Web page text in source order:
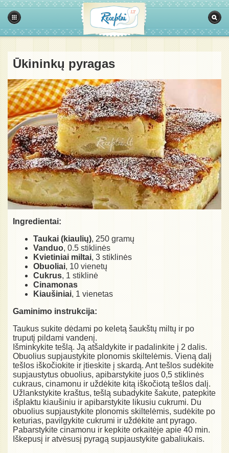
Ūkininkų pyragas
Ingredientai:
Taukai (kiaulių), 250 gramų
Vanduo, 0.5 stiklinės
Kvietiniai miltai, 3 stiklinės
Obuoliai, 10 vienetų
Cukrus, 1 stiklinė
Cinamonas
Kiaušiniai, 1 vienetas
Gaminimo instrukcija:
Taukus sukite dėdami po keletą šaukštų miltų ir po
truputį pildami vandenį.
Išminkykite tešlą. Ją atšaldykite ir padalinkite į 2 dalis.
Obuolius supjaustykite plonomis skiltelėmis. Vieną dalį
tešlos iškočiokite ir įtieskite į skardą. Ant tešlos sudėkite
supjaustytus obuolius, apibarstykite juos 0,5 stiklinės
cukraus, cinamonu ir uždėkite kitą iškočiotą tešlos dalį.
Užlankstykite kraštus, tešlą subadykite šakute, patepkite
išplaktu kiaušiniu ir apibarstykite likusiu cukrumi. Du
obuolius supjaustykite plonomis skiltelėmis, sudėkite po
keturias, pavilgykite cukrumi ir uždėkite ant pyrago.
Pabarstykite cinamonu ir kepkite orkaitėje apie 40 min.
Iškepusį ir atvėsusį pyragą supjaustykite gabaliukais.